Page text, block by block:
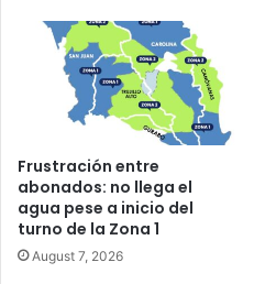
Frustración entre
abonados: no llega el
agua pese a inicio del
turno de la Zona 1
August 7, 2026